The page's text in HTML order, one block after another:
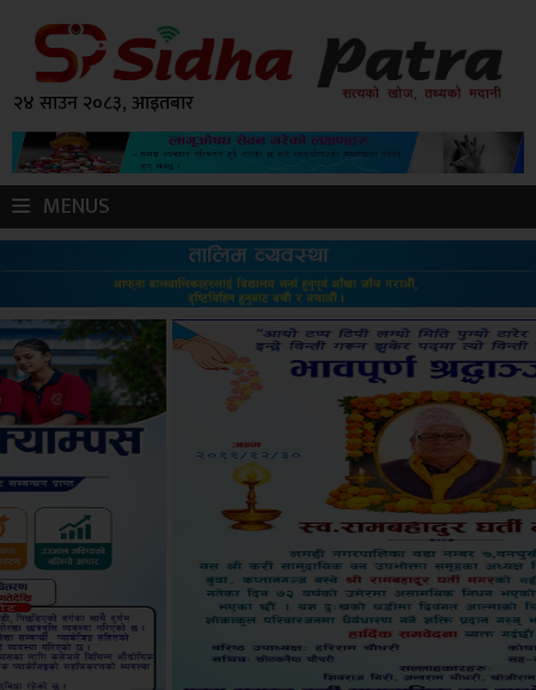
२४ साउन २०८३, आइतबार
MENUS